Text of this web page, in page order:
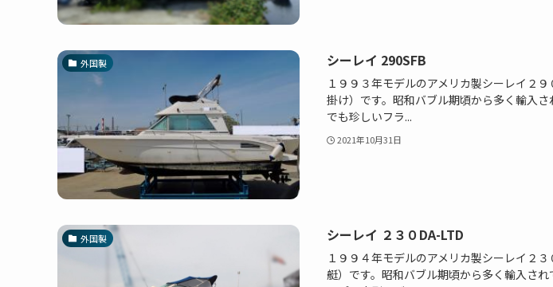
外国製 シーレイ 290SFB
１９９３年モデルのアメリカ製シーレイ２
掛け）です。昭和バブル期頃から多く輸入
でも珍しいフラ...
2021年10月31日
外国製 シーレイ ２３０DA-LTD
１９９４年モデルのアメリカ製シーレイ２
艇）です。昭和バブル期頃から多く輸入さ